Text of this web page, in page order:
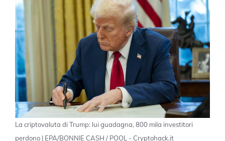
La criptovaluta di Trump: lui guadagna, 800 mila investitori
perdono | EPA/BONNIE CASH / POOL - Cryptohack.it